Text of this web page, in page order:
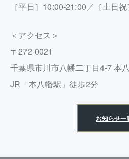
［平日］10:00-21:00／［土日
＜アクセス＞
〒272-0021
千葉県市川市八幡二丁目4-7 本
JR「本八幡駅」徒歩2分
お知らせ一